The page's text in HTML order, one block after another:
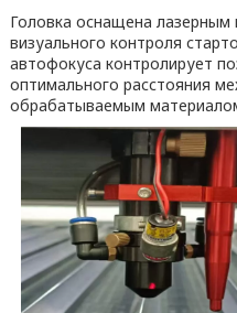
Головка оснащена лазерным
визуального контроля
автофокуса контролирует
оптимального расстояния
обрабатываемым